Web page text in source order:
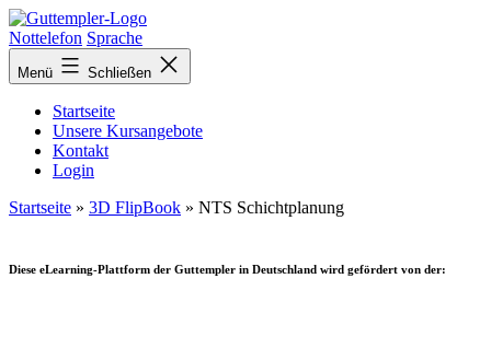
Zurück
zur
Übersicht
Nottelefon Sprache
Menü Schließen
Startseite
Unsere Kursangebote
Kontakt
Login
Startseite » 3D FlipBook » NTS Schichtplanung
Diese eLearning-Plattform der Guttempler in Deutschland wird gefördert von der: